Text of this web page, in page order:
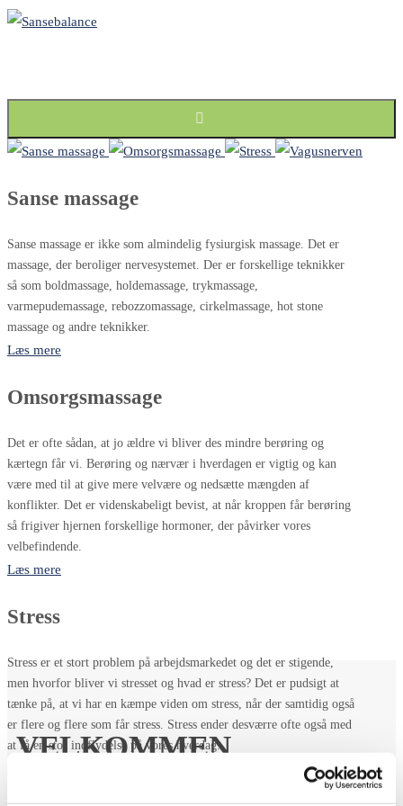
Skip
Sanse massage
Sanse massage er ikke som almindelig fysiurgisk massage. Det er
massage, der beroliger nervesystemet. Der er forskellige teknikker
så som boldmassage, holdemassage, trykmassage,
varmepudemassage, rebozzomassage, cirkelmassage, hot stone
massage og andre teknikker.
Læs mere
Omsorgsmassage
Det er ofte sådan, at jo ældre vi bliver des mindre berøring og
kærtegn får vi. Berøring og nærvær i hverdagen er vigtig og kan
være med til at give mere velvære og nedsætte mængden af
konflikter. Det er videnskabeligt bevist, at når kroppen får berøring
så frigiver hjernen forskellige hormoner, der påvirker vores
velbefindende.
Læs mere
Stress
Stress er et stort problem på arbejdsmarkedet og det er stigende,
men hvorfor bliver vi stresset og hvad er stress? Det er pudsigt at
tænke på, at vi har en kæmpe viden om stress, når der samtidig også
er flere og flere som får stress. Stress ender desværre ofte også med
at få en stor indflydelse på vores hverdag.
VELKOMMEN